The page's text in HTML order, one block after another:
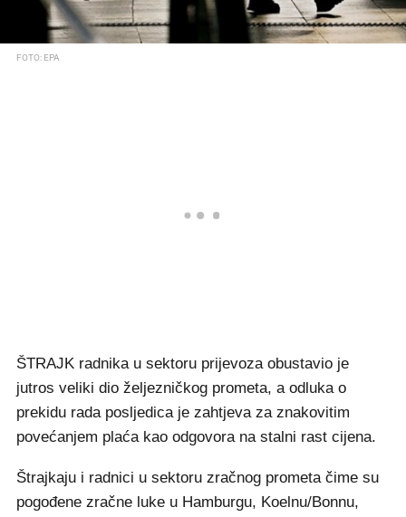
FOTO: EPA
ŠTRAJK radnika u sektoru prijevoza obustavio je
jutros veliki dio željezničkog prometa, a odluka o
prekidu rada posljedica je zahtjeva za znakovitim
povećanjem plaća kao odgovora na stalni rast cijena.
Štrajkaju i radnici u sektoru zračnog prometa čime su
pogođene zračne luke u Hamburgu, Koelnu/Bonnu,